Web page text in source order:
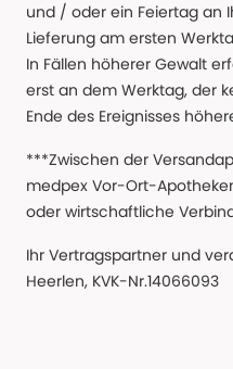
und / oder ein Feiertag an
Lieferung am ersten
In Fällen höherer Gewalt
erst an dem Werktag, der
Ende des Ereignisses
***Zwischen der
medpex Vor-Ort-
oder wirtschaftliche
Ihr Vertragspartner und
Heerlen, KVK-Nr.14066093